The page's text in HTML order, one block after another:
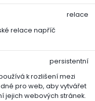
relace napříč
relace
k rozlišení mezi
pro web, aby vytvářet
jejich webových stránek.
persistentní